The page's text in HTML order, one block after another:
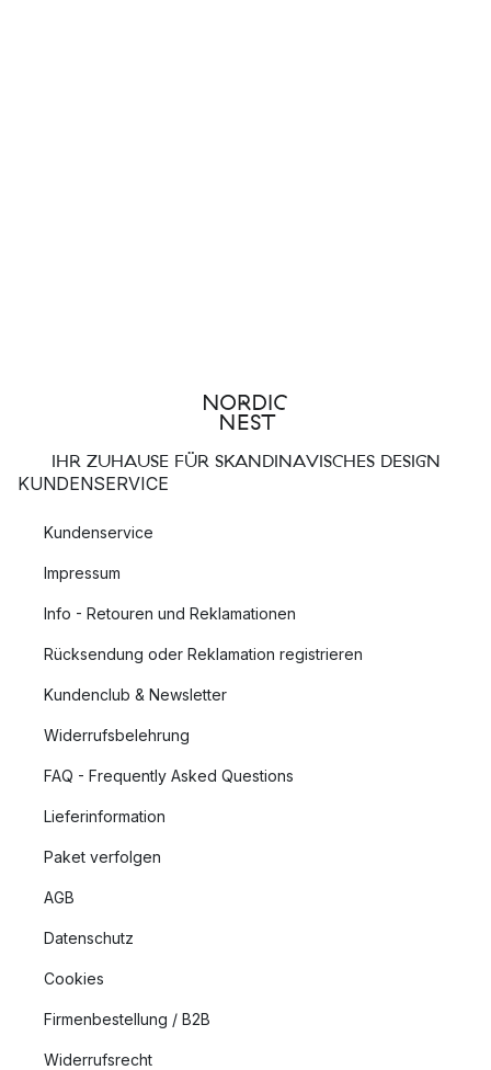
IHR ZUHAUSE FÜR SKANDINAVISCHES DESIGN
KUNDENSERVICE
Kundenservice
Impressum
Info - Retouren und Reklamationen
Rücksendung oder Reklamation registrieren
Kundenclub & Newsletter
Widerrufsbelehrung
FAQ - Frequently Asked Questions
Lieferinformation
Paket verfolgen
AGB
Datenschutz
Cookies
Firmenbestellung / B2B
Widerrufsrecht